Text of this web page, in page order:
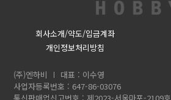
회사소개/약도/입금계좌
개인정보처리방침
(주)엔하비
대표 : 이수영
사업자등록번호 : 647-86-03076